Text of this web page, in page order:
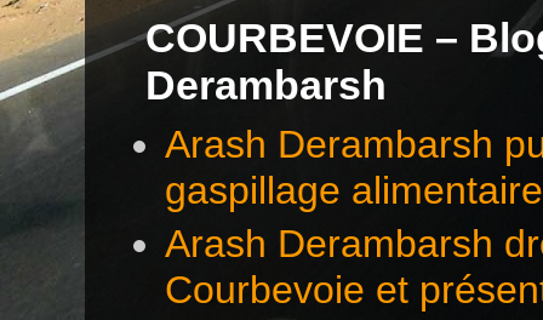
COURBEVOIE –
Derambarsh
Arash Derambarsh
gaspillage
Arash Derambarsh
Courbevoie et